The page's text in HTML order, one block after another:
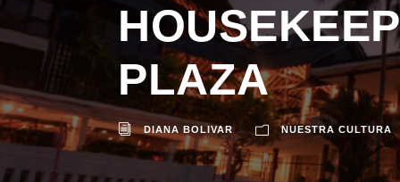
PLAZA
DIANA BOLIVAR NUESTRA CULTURA